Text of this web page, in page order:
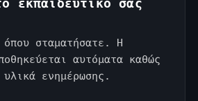
εκπαιδευτικό σας
όπου σταματήσατε. Η
αυτόματα καθώς
ενημέρωσης.